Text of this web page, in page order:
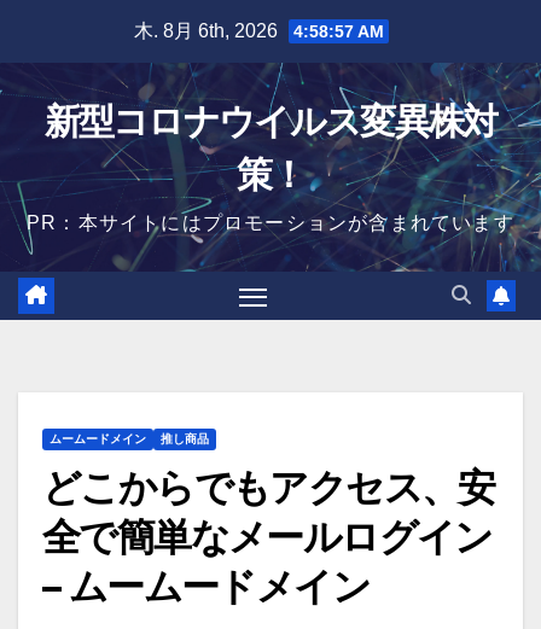
content
木. 8月 6th, 2026 4:58:59 AM
新型コロナウイルス変異株対
策！
PR：本サイトにはプロモーションが含まれています
ムームードメイン 推し商品
どこからでもアクセス、安
全で簡単なメールログイン
– ムームードメイン